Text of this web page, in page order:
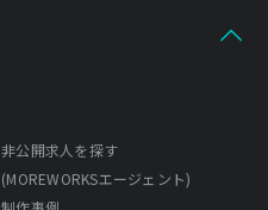
非公開求人を探す
(MOREWORKSエージェント)